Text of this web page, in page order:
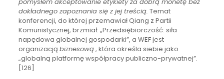
dokładnego zapoznania się z jej treścią. Temat
konferencji, do której przemawiał Qiang z Partii
Komunistycznej, brzmiał: „Przedsiębiorczość: siła
napędowa globalnej gospodarki”, a WEF jest
organizacją biznesową, która określa siebie jako
„globalną platformę współpracy publiczno-prywatnej”.
[126]